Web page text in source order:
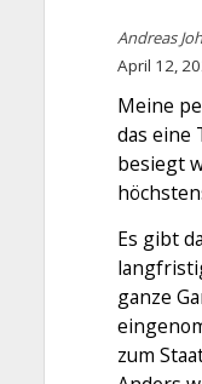
Andreas
April 12,
Meine
das eine
besiegt
Es gibt
ganze
zum